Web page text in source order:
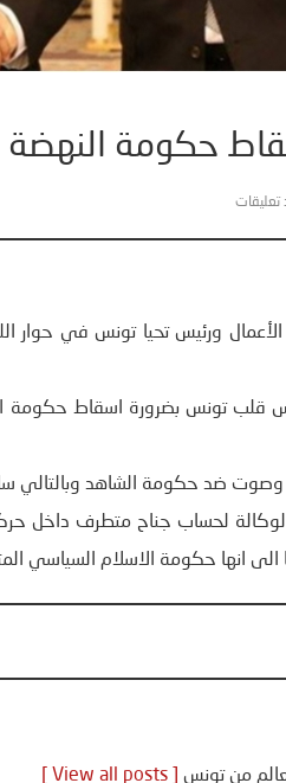
حكومة النهضة
تعليقات
ورئيس تحيا تونس في حوار
قلب تونس بضرورة اسقاط حكومة
ضد حكومة الشاهد وبالتالي
لحساب جناح متطرف داخل
انها حكومة الاسلام السياسي
من تونس [ View all posts ]